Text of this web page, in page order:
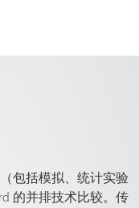
包括模拟、统计实验
的并排技术比较。传